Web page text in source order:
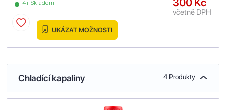
4+ Skladem
včetně DPH
UKÁZAT MOŽNOSTI
Chladící kapaliny 4 Produkty